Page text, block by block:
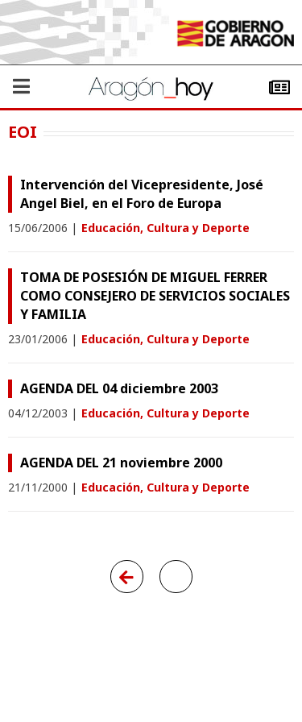
EOI
Intervención del Vicepresidente, José
Angel Biel, en el Foro de Europa
15/06/2006 | Educación, Cultura y Deporte
TOMA DE POSESIÓN DE MIGUEL FERRER
COMO CONSEJERO DE SERVICIOS SOCIALES
Y FAMILIA
23/01/2006 | Educación, Cultura y Deporte
AGENDA DEL 04 diciembre 2003
04/12/2003 | Educación, Cultura y Deporte
AGENDA DEL 21 noviembre 2000
21/11/2000 | Educación, Cultura y Deporte